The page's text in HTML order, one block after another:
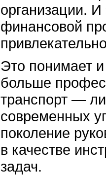
организации.
финансовой
Это понимает
больше
транспорт —
современных
поколение
в качестве
задач.